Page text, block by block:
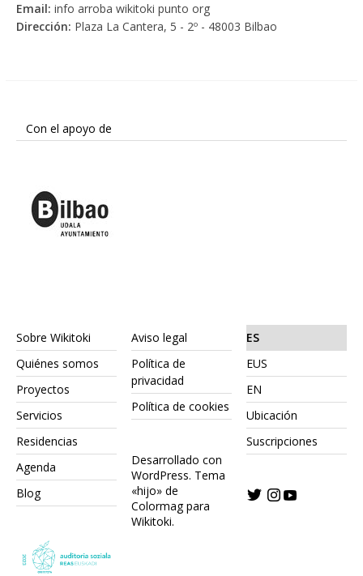
Email: info arroba wikitoki punto org
Dirección: Plaza La Cantera, 5 - 2º - 48003 Bilbao
Con el apoyo de
Sobre Wikitoki
Quiénes somos
Proyectos
Servicios
Residencias
Agenda
Blog
Aviso legal
Política de
privacidad
Política de cookies
Desarrollado con
WordPress. Tema
«hijo» de
Colormag para
Wikitoki.
ES
EUS
EN
Ubicación
Suscripciones